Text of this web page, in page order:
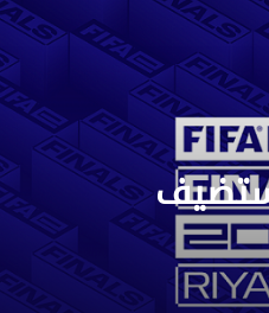
ميزات Turbo وMacro وتحكم بستة محاور… Brook